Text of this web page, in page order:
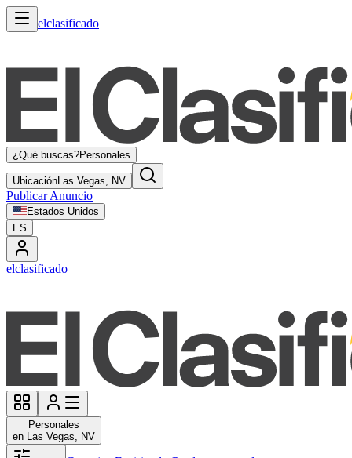
elclasificado
¿Qué buscas?Personales
UbicaciónLas Vegas, NV
Publicar Anuncio
Estados Unidos
ES
elclasificado
Personales
en Las Vegas, NV